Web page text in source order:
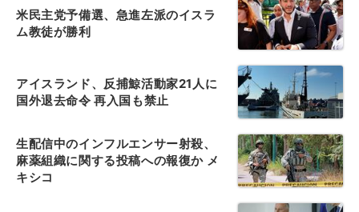
米民主党予備選、急進左派のイスラ
ム教徒が勝利
アイスランド、反捕鯨活動家21人に
国外退去命令 再入国も禁止
生配信中のインフルエンサー射殺、
麻薬組織に関する投稿への報復か メ
キシコ